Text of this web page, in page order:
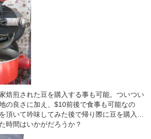
焙煎された豆を購入する事も可能。ついつい
の良さに加え、$10前後で食事も可能なの
頂いて吟味してみた後で帰り際に豆を購入…
時間はいかがだろうか？